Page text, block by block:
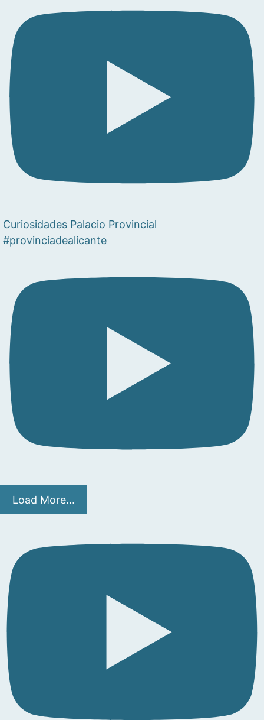
Curiosidades Palacio Provincial
#provinciadealicante
Load More...